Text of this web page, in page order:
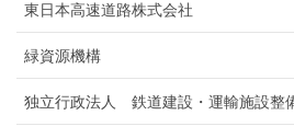
東日本高速道路株式会社
緑資源機構
独立行政法人 鉄道建設・運輸施設整